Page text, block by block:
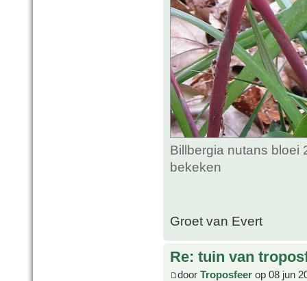
Billbergia nutans bloei
bekeken
Groet van Evert
Re: tuin van
door Troposfeer op 08 jun